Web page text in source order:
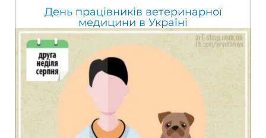
День працівників ветеринарної
медицини в Україні